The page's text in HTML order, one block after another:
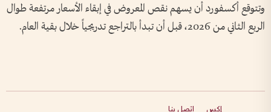
وتتوقع أكسفورد أن يسهم نقص المعروض في إبقاء الأسعار مرتفعة طوال
الربع الثاني من 2026، قبل أن تبدأ بالتراجع تدريجياً خلال بقية العام.
إكس اتصل بنا